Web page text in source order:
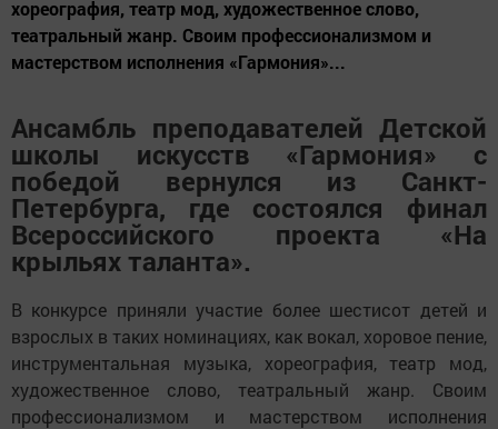
хореография, театр мод, художественное слово,
театральный жанр. Своим профессионализмом и
мастерством исполнения «Гармония»...
Ансамбль преподавателей Детской
школы искусств «Гармония» с
победой вернулся из Санкт-
Петербурга, где состоялся финал
Всероссийского проекта «На
крыльях таланта».
В конкурсе приняли участие более шестисот детей и
взрослых в таких номинациях, как вокал, хоровое пение,
инструментальная музыка, хореография, театр мод,
художественное слово, театральный жанр. Своим
профессионализмом и мастерством исполнения